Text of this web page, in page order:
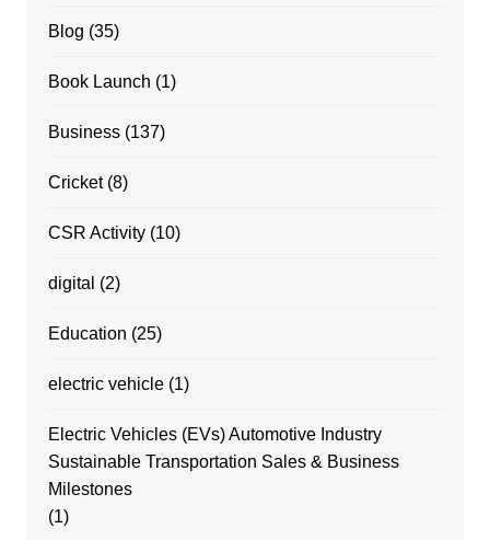
Blog (35)
Book Launch (1)
Business(137)
Cricket(8)
CSR Activity(10)
digital (2)
Education (25)
electric vehicle(1)
Electric Vehicles (EVs) Automotive Industry
Sustainable Transportation Sales & Business
Milestones
(1)